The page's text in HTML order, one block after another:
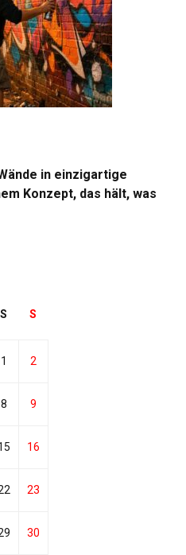
in einzigartige
Konzept, das hält, was
S S
1 2
8 9
16
23
30